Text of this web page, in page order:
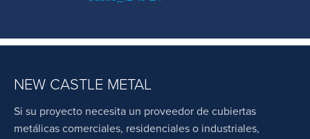
NEW CASTLE METAL
Si su proyecto necesita un proveedor de cubiertas
metálicas comerciales, residenciales o industriales,